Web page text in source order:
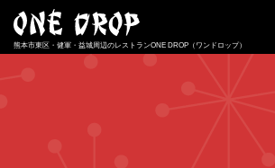
熊本市東区・健軍・益城周辺のレストランONE DROP（ワンドロップ）